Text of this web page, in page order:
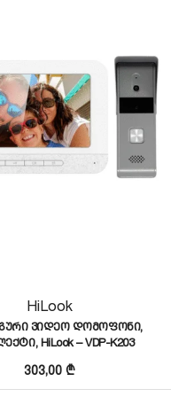
HiLook
ვიდეო დომოფონი,
HiLook – VDP-K203
303,00₾